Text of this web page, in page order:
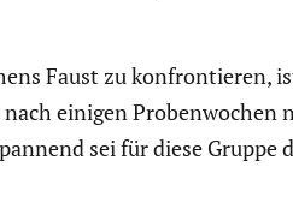
Faust zu konfron­tieren,
einigen
sei für diese